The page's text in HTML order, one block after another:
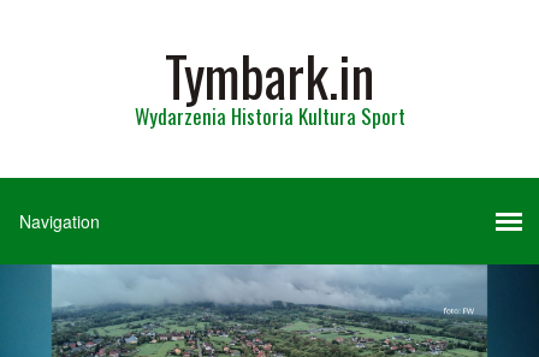
Tymbark.in
Wydarzenia Historia Kultura Sport